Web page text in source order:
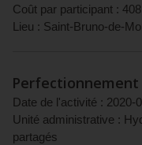
Coût par participant :
Lieu : Saint-Bruno-de-
Perfectionnement
Date de l'activité : 2020-
Unité administrative :
partagés